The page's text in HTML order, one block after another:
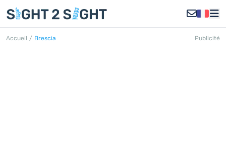
Accueil / Brescia Publicité